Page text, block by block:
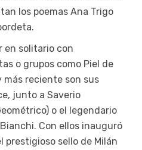
los poemas Ana Trigo
en solitario con
o grupos como Piel de
más reciente son sus
junto a Saverio
o el legendario
Con ellos inauguró
prestigioso sello de Milán